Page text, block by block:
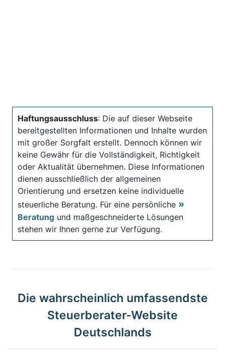
Haftungsausschluss: Die auf dieser Webseite
bereitgestellten Informationen und Inhalte wurden
mit großer Sorgfalt erstellt. Dennoch können wir
keine Gewähr für die Vollständigkeit, Richtigkeit
oder Aktualität übernehmen. Diese Informationen
dienen ausschließlich der allgemeinen
Orientierung und ersetzen keine individuelle
steuerliche Beratung. Für eine persönliche
Beratung und maßgeschneiderte Lösungen
stehen wir Ihnen gerne zur Verfügung.
Die wahrscheinlich umfassendste
Steuerberater-Website
Deutschlands